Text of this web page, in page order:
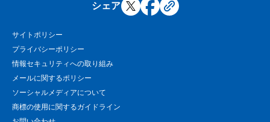
シェア
サイトポリシー
プライバシーポリシー
情報セキュリティへの取り組み
メールに関するポリシー
ソーシャルメディアについて
商標の使用に関するガイドライン